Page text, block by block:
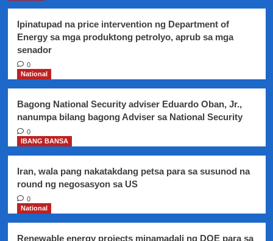
ng
pagkain!
Ipinatupad na price intervention ng Department of
Energy sa mga produktong petrolyo, aprub sa mga
senador
0
National
Bagong National Security adviser Eduardo Oban, Jr.,
nanumpa bilang bagong Adviser sa National Security
0
IBANG BANSA
Iran, wala pang nakatakdang petsa para sa susunod na
round ng negosasyon sa US
0
National
Renewable energy projects minamadali ng DOE para sa